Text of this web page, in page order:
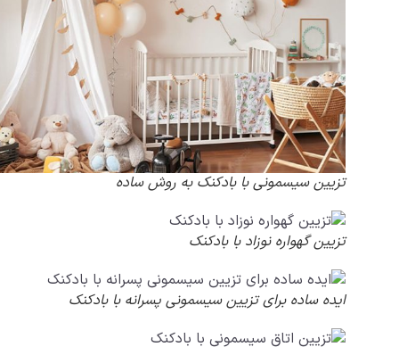
تزیین سیسمونی با بادکنک به روش ساده
تزیین گهواره نوزاد با بادکنک
ایده ساده برای تزیین سیسمونی پسرانه با بادکنک